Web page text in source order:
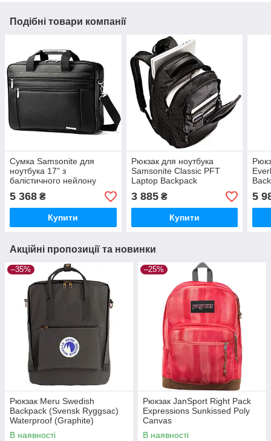
Подібні товари компанії
Сумка Samsonite для
ноутбука 17" з
балістичного нейлону
1680D
5 368 ₴
Купити
Рюкзак для ноутбука
Samsonite Classic PFT
Laptop Backpack
Checkpoint Friendly
3 885₴
Купити
5
Акційні пропозиції та новинки
–35%
Рюкзак Meru Swedish
Backpack (Svensk Ryggsac)
Waterproof (Graphite)
В наявності
–25%
Рюкзак JanSport Right Pack
Expressions Sunkissed Poly
Canvas
В наявності